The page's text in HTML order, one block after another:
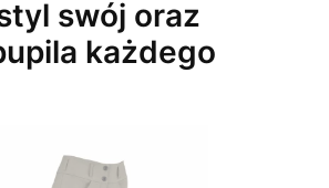
swój oraz
każdego